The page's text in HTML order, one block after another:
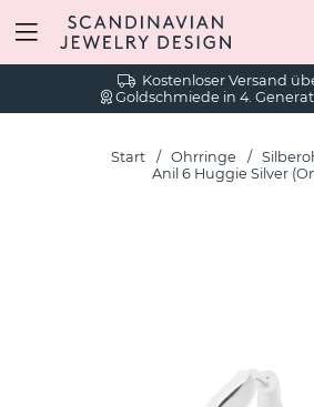
Kostenloser Versand
Goldschmiede in 4.
Start Ohrringe
Anil 6 Huggie Silver